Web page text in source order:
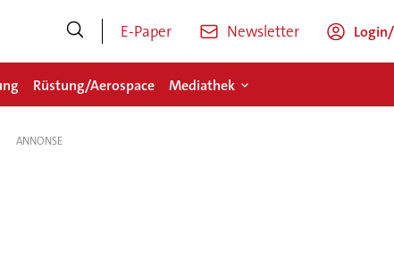
E-Paper Newsletter
Rüstung/Aerospace Mediathek